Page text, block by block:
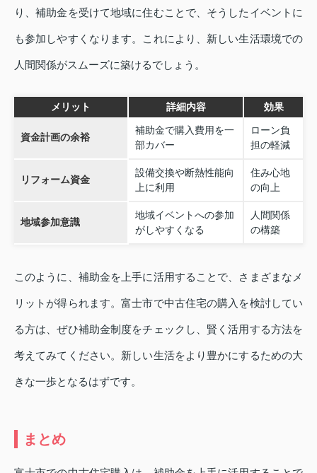
り、補助金を受けて地域に住むことで、そうしたイベントに
も参加しやすくなります。これにより、新しい生活環境での
人間関係がスムーズに築けるでしょう。
メリット 詳細内容 効果
資金計画の余裕
補助金で購入費用を一
部カバー
ローン負
担の軽減
リフォーム資金
設備交換や断熱性能向
上に利用
住み心地
の向上
地域参加意識
地域イベントへの参加
がしやすくなる
人間関係
の構築
このように、補助金を上手に活用することで、さまざまなメ
リットが得られます。富士市で中古住宅の購入を検討してい
る方は、ぜひ補助金制度をチェックし、賢く活用する方法を
考えてみてください。新しい生活をより豊かにするための大
きな一歩となるはずです。
まとめ